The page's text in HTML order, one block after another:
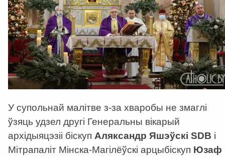
У супольнай малітве з-за хваробы не змаглі
ўзяць удзел другі Генеральны вікарый
архідыяцэзіі біскуп Аляксандр Яшэўскі SDB і
Мітрапаліт Мінска-Магілёўскі арцыбіскуп Юзаф